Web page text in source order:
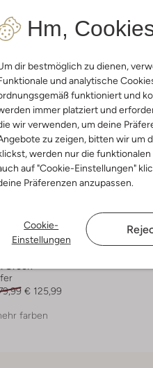
Hm,
dir bestmöglich zu dienen,
und analytische
funktioniert und
immer platziert und
wir verwenden, um deine
zu zeigen, bitten wir um
werden nur die
auf "Cookie-Einstellungen"
Präferenzen anzupassen.
Cookie-
Einstellungen
-30%
€ 125,99
farben